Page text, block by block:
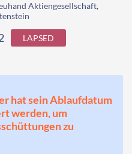
Aktiengesellschaft,
LAPSED
hat sein Ablaufdatum
werden, um
zu